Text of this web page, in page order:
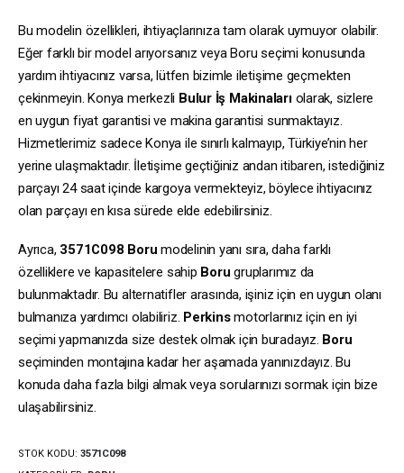
Bu modelin özellikleri, ihtiyaçlarınıza tam olarak uymuyor olabilir.
Eğer farklı bir model arıyorsanız veya Boru seçimi konusunda
yardım ihtiyacınız varsa, lütfen bizimle iletişime geçmekten
çekinmeyin. Konya merkezli Bulur İş Makinalarıolarak, sizlere
en uygun fiyat garantisi ve makina garantisi sunmaktayız.
Hizmetlerimiz sadece Konya ile sınırlı kalmayıp, Türkiye’nin her
yerine ulaşmaktadır. İletişime geçtiğiniz andan itibaren, istediğiniz
parçayı 24 saat içinde kargoya vermekteyiz, böylece ihtiyacınız
olan parçayı en kısa sürede elde edebilirsiniz.
Ayrıca, 3571C098 Boru modelinin yanı sıra, daha farklı
özelliklere ve kapasitelere sahip Boru gruplarımız da
bulunmaktadır. Bu alternatifler arasında, işiniz için en uygun olanı
bulmanıza yardımcı olabiliriz. Perkinsmotorlarınız için en iyi
seçimi yapmanızda size destek olmak için buradayız. Boru
seçiminden montajına kadar her aşamada yanınızdayız. Bu
konuda daha fazla bilgi almak veya sorularınızı sormak için bize
ulaşabilirsiniz.
STOK KODU: 3571C098